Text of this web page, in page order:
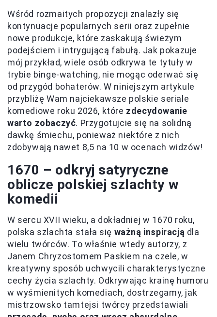
Wśród rozmaitych propozycji znalazły się
kontynuacje popularnych serii oraz zupełnie
nowe produkcje, które zaskakują świeżym
podejściem i intrygującą fabułą. Jak pokazuje
mój przykład, wiele osób odkrywa te tytuły w
trybie binge-watching, nie mogąc oderwać się
od przygód bohaterów. W niniejszym artykule
przybliżę Wam najciekawsze polskie seriale
komediowe roku 2026, które zdecydowanie
warto zobaczyć. Przygotujcie się na solidną
dawkę śmiechu, ponieważ niektóre z nich
zdobywają nawet 8,5 na 10 w ocenach widzów!
1670 – odkryj satyryczne
oblicze polskiej szlachty w
komedii
W sercu XVII wieku, a dokładniej w 1670 roku,
polska szlachta stała się ważną inspiracją dla
wielu twórców. To właśnie wtedy autorzy, z
Janem Chryzostomem Paskiem na czele, w
kreatywny sposób uchwycili charakterystyczne
cechy życia szlachty. Odkrywając krainę humoru
w wyśmienitych komediach, dostrzegamy, jak
mistrzowsko tamtejsi twórcy przedstawiali